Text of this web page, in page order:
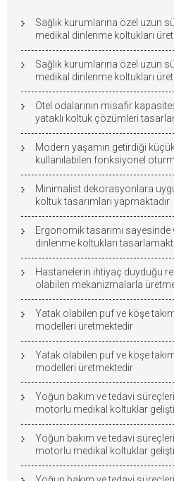
Sağlık kurumlarına özel uzun
medikal dinlenme koltukları
Sağlık kurumlarına özel uzun
medikal dinlenme koltukları
Otel odalarının misafir
yataklı koltuk çözümleri
Modern yaşamın getirdiği
kullanılabilen fonksiyonel
Minimalist dekorasyonlara
koltuk tasarımları yapmaktadır
Ergonomik tasarımı sayesinde
dinlenme koltukları
Hastanelerin ihtiyaç duyduğu
olabilen mekanizmalarla
Yatak olabilen puf ve köşe
modelleri üretmektedir
Yatak olabilen puf ve köşe
modelleri üretmektedir
Yoğun bakım ve tedavi
motorlu medikal koltuklar
Yoğun bakım ve tedavi
motorlu medikal koltuklar